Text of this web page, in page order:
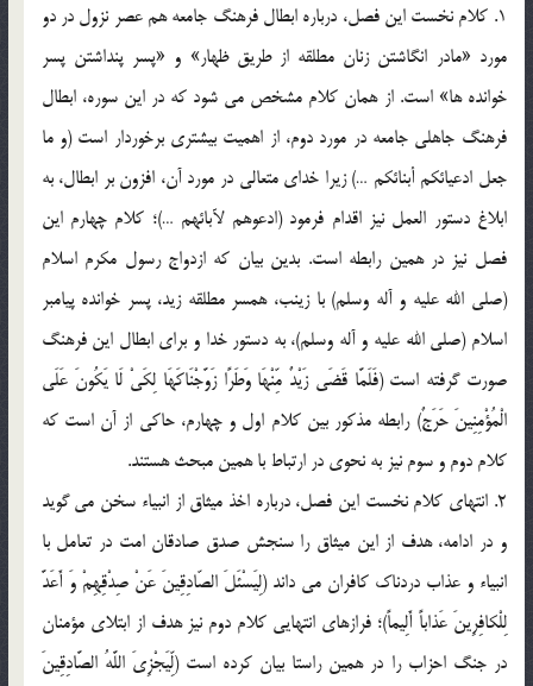
1. کلام نخست اين فصل، درباره ابطال فرهنگ جامعه هم عصر نزول در دو
مورد «مادر انگاشتن زنان مطلقه از طريق ظهار» و «پسر پنداشتن پسر
خوانده ها» است. از همان کلام مشخص مي شود که در اين سوره، ابطال
فرهنگ جاهلي جامعه در مورد دوم، از اهميت بيشتري برخوردار است (و ما
جعل ادعيائکم أبنائکم …) زيرا خداي متعالي در مورد آن، افزون بر ابطال، به
ابلاغ دستور العمل نيز اقدام فرمود (ادعوهم لآبائهم …)؛ کلام چهارم اين
فصل نيز در همين رابطه است. بدين بيان که ازدواج رسول مکرم اسلام
(صلي الله عليه و آله وسلم) با زينب، همسر مطلقه زيد، پسر خوانده پيامبر
اسلام (صلي الله عليه و آله وسلم)، به دستور خدا و براي ابطال اين فرهنگ
صورت گرفته است (فَلَمَّا قَضَى زَيْدٌ مِّنْهَا وَطَرًا زَوَّجْنَاكَهَا لِكَيْ لَا يَكُونَ عَلَى
الْمُؤْمِنِينَ حَرَجٌ) رابطه مذکور بين کلام اول و چهارم، حاکي از آن است که
کلام دوم و سوم نيز به نحوي در ارتباط با همين مبحث هستند.
2. انتهاي کلام نخست اين فصل، درباره اخذ ميثاق از انبياء سخن مي گويد
و در ادامه، هدف از اين ميثاق را سنجش صدق صادقان امت در تعامل با
انبياء و عذاب دردناک کافران مي داند (لِيَسْئَلَ الصّادِقِينَ عَنْ صِدْقِهِمْ وَ أَعَدَّ
لِلْکافِرِينَ عَذاباً أَلِيماً)؛ فرازهاي انتهايي کلام دوم نيز هدف از ابتلاي مؤمنان
در جنگ احزاب را در همين راستا بيان کرده است (لِّيَجْزِيَ اللَّهُ الصَّادِقِينَ